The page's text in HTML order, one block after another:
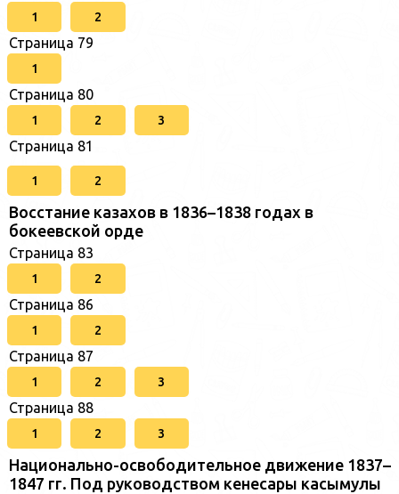
1 2
Страница 79
1
Страница 80
1 2 3
Страница 81
1 2
Восстание казахов в 1836–1838 годах в
бокеевской орде
Страница 83
1 2
Страница 86
1 2
Страница 87
1 2 3
Страница 88
1 2 3
Национально-освободительное движение 1837–
1847 гг. Под руководством кенесары касымулы